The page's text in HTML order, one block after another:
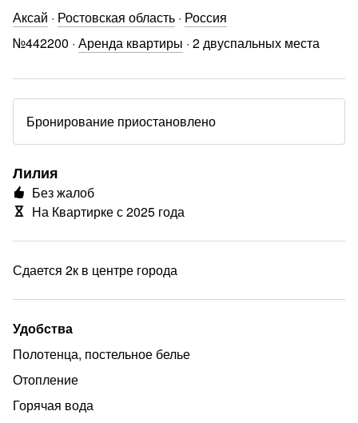
Аксай · Ростовская область · Россия
№442200 · Аренда квартиры · 2 двуспальных места
Бронирование приостановлено
Лилия
Без жалоб
На Квартирке с 2025 года
Сдается 2к в центре города
Удобства
Полотенца, постельное белье
Отопление
Горячая вода